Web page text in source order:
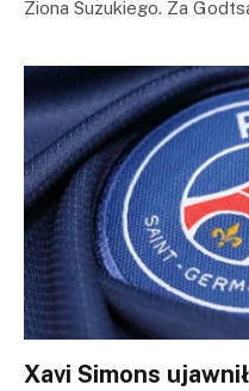
Ziona Suzukiego. Za
Xavi Simons